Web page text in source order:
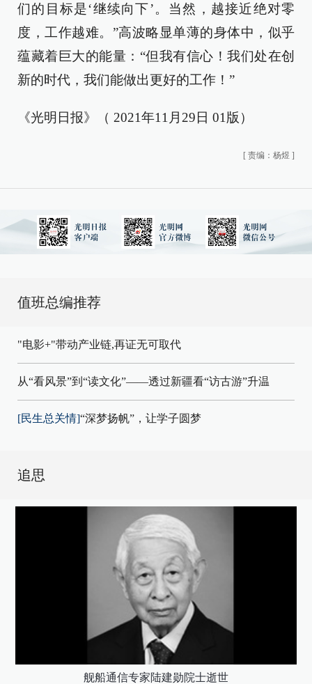
们的目标是‘继续向下’。当然，越接近绝对零
度，工作越难。”高波略显单薄的身体中，似乎
蕴藏着巨大的能量：“但我有信心！我们处在创
新的时代，我们能做出更好的工作！”
《光明日报》（ 2021年11月29日 01版）
[ 责编：杨煜 ]
值班总编推荐
"电影+"带动产业链,再证无可取代
从“看风景”到“读文化”——透过新疆看“访古游”升温
[民生总关情]“深梦扬帆”，让学子圆梦
追思
舰船通信专家陆建勋院士逝世